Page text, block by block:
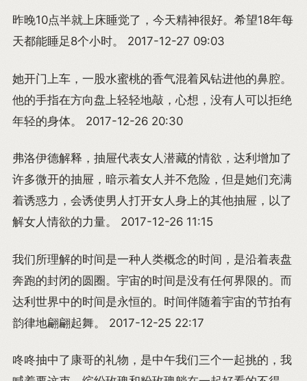
昨晚10点半就上床睡觉了，今天精神很好。希望18年每
天都能睡足8个小时。 2017-12-27 09:03
她开门上车，一股水蜜桃的香气混着风钻进他的鼻腔。
他的手指在方向盘上轻轻地敲，心想，没有人可以拒绝
年轻的身体。 2017-12-26 20:30
弗洛伊德解释，抽屉代表女人潜藏的情欲，达利增加了
许多微开的抽屉，暗示着女人并不危险，但是她们充满
着诱惑力，会诱使男人打开女人身上的其他抽屉，以了
解女人情欲的力量。 2017-12-26 11:15
我们所理解的时间是一种人类概念的时间，是沿着表盘
奔跑的封闭的圆圈。宇宙的时间是没有任何界限的。而
达利世界中的时间是永恒的。时间伴随着宇宙的节拍有
韵律地翩翩起舞。 2017-12-25 22:17
咚咚抽中了康哥的礼物，是中午我们三个一起挑的，我